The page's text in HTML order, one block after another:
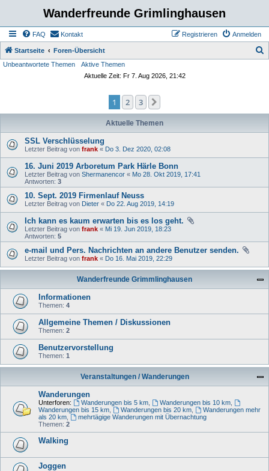
Wanderfreunde Grimlinghausen
FAQ Kontakt Anmelden
Registrieren
Startseite Foren-Übersicht
Unbeantwortete Themen
Aktive Themen
Aktuelle Zeit: Fr 7. Aug 2026, 21:42
1 2 3
Aktuelle Themen
SSL Verschlüsselung
Letzter Beitrag von frank « Do 3. Dez 2020, 02:08
16. Juni 2019 Arboretum Park Härle Bonn
Letzter Beitrag von Shermanencor « Mo 28. Okt 2019, 17:41
Antworten: 3
10. Sept. 2019 Firmenlauf Neuss
Letzter Beitrag von Dieter « Do 22. Aug 2019, 14:19
Ich kann es kaum erwarten bis es los geht.
Letzter Beitrag von frank « Mi 19. Jun 2019, 18:23
Antworten: 5
e-mail und Pers. Nachrichten an andere Benutzer senden.
Letzter Beitrag von frank « Do 16. Mai 2019, 22:29
Wanderfreunde Grimmlinghausen
Informationen
Themen: 4
Allgemeine Themen / Diskussionen
Themen: 2
Benutzervorstellung
Themen: 1
Veranstaltungen / Wanderungen
Wanderungen
Unterforen: Wanderungen bis 5 km, Wanderungen bis 10 km,
Wanderungen bis 15 km
Wanderungen bis 20 km,
Wanderungen mehr
als 20 km
mehrtägige Wanderungen mit Übernachtung
Themen: 2
Walking
Joggen